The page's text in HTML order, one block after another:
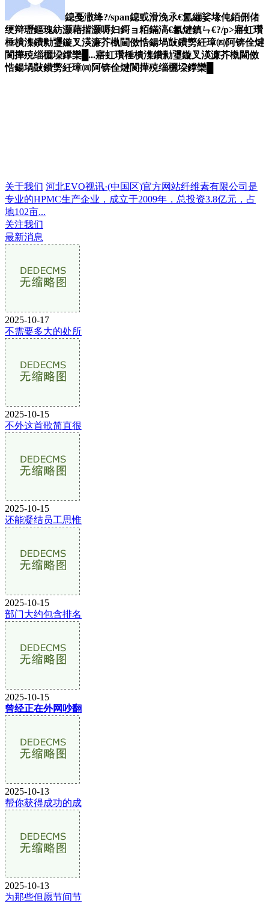
鎴戞潵绛?/span鎴戜滑浼氶€氳繃娑堟伅銆侀偖
绠辩瓑鏂瑰紡灏藉揩灏嗕妇鎶ョ粨鏋滈€氱煡鎮ㄣ€?/p>寤虹瓚
棰樻潗鐨勬瓕鏇叉渶濂芥槸閫傚悎鍚堝敱鐨勶紝璋㈣阿锛佺煡
閬撶殑缁欐垜鐣欒█...寤虹瓚棰樻潗鐨勬瓕鏇叉渶濂芥槸閫傚
悎鍚堝敱鐨勶紝璋㈣阿锛佺煡閬撶殑缁欐垜鐣欒█
关于我们 河北EVO视讯·(中国区)官方网站纤维素有限公司是
专业的HPMC生产企业，成立于2009年，总投资3.8亿元，占
地102亩...
关注我们
最新消息
2025-10-17
不需要多大的处所
2025-10-15
不外这首歌简直很
2025-10-15
还能凝结员工思惟
2025-10-15
部门大约包含排名
2025-10-15
曾经正在外网吵翻
2025-10-13
帮你获得成功的成
2025-10-13
为那些但愿节间节